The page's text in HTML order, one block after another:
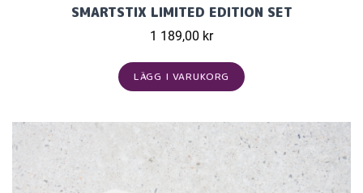
SMARTSTIX LIMITED EDITION SET
1 189,00 kr
LÄGG I VARUKORG